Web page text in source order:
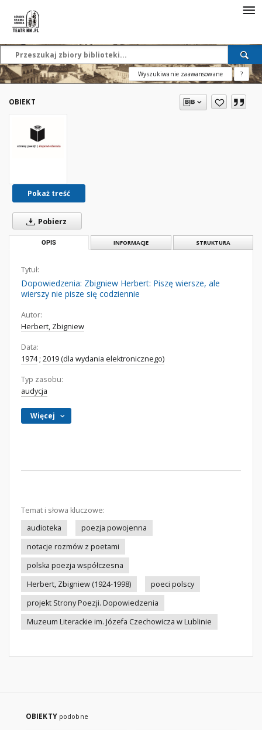
Wyszukiwanie zaawansowane ?
OBIEKT
Pokaż treść
Pobierz
OPIS INFORMACJE STRUKTURA
Tytuł:
Dopowiedzenia: Zbigniew Herbert: Piszę wiersze, ale
wierszy nie pisze się codziennie
Autor:
Herbert, Zbigniew
Data:
1974 ; 2019 (dla wydania elektronicznego)
Typ zasobu:
audycja
Więcej
Temat i słowa kluczowe:
audioteka
poezja powojenna
notacje rozmów z poetami
polska poezja współczesna
Herbert, Zbigniew (1924-1998)
poeci polscy
projekt Strony Poezji. Dopowiedzenia
Muzeum Literackie im. Józefa Czechowicza w Lublinie
OBIEKTY podobne